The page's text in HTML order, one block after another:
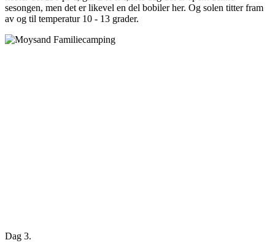
sesongen, men det er likevel en del bobiler her. Og solen titter fram
av og til temperatur 10 - 13 grader.
Dag 3.